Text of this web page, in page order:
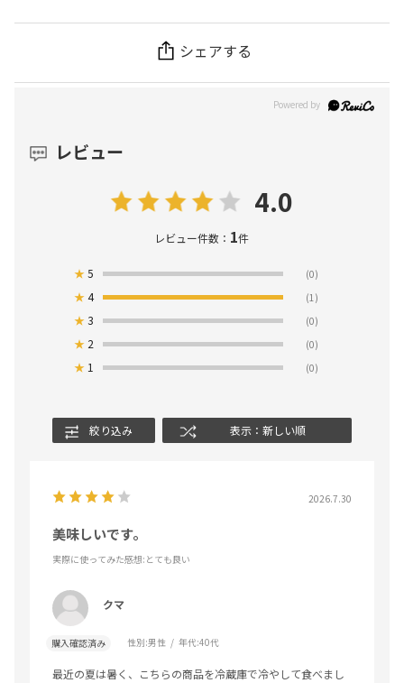
シェアする
レビュー
4.0
レビュー件数： 1件
★5 (0)
★4 (1)
★3 (0)
★ 2 (0)
★ 1 (0)
絞り込み 表示：新しい順
2026.7.30
美味しいです。
実際に使ってみた感想:とても良い
クマ
購入確認済み 性別:男性 年代:40代
最近の夏は暑く、こちらの商品を冷蔵庫で冷やして食べまし